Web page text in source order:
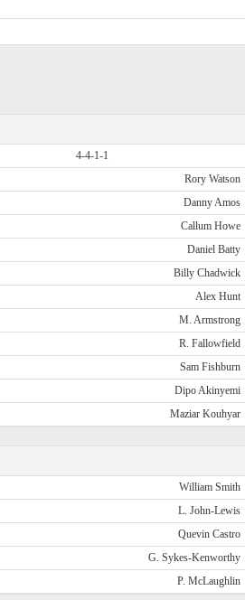
4-4-1-1
Rory Watson
Danny Amos
Callum Howe
Daniel Batty
Billy Chadwick
Alex Hunt
M. Armstrong
R. Fallowfield
Sam Fishburn
Dipo Akinyemi
Maziar Kouhyar
William Smith
L. John-Lewis
Quevin Castro
G. Sykes-Kenworthy
P. McLaughlin